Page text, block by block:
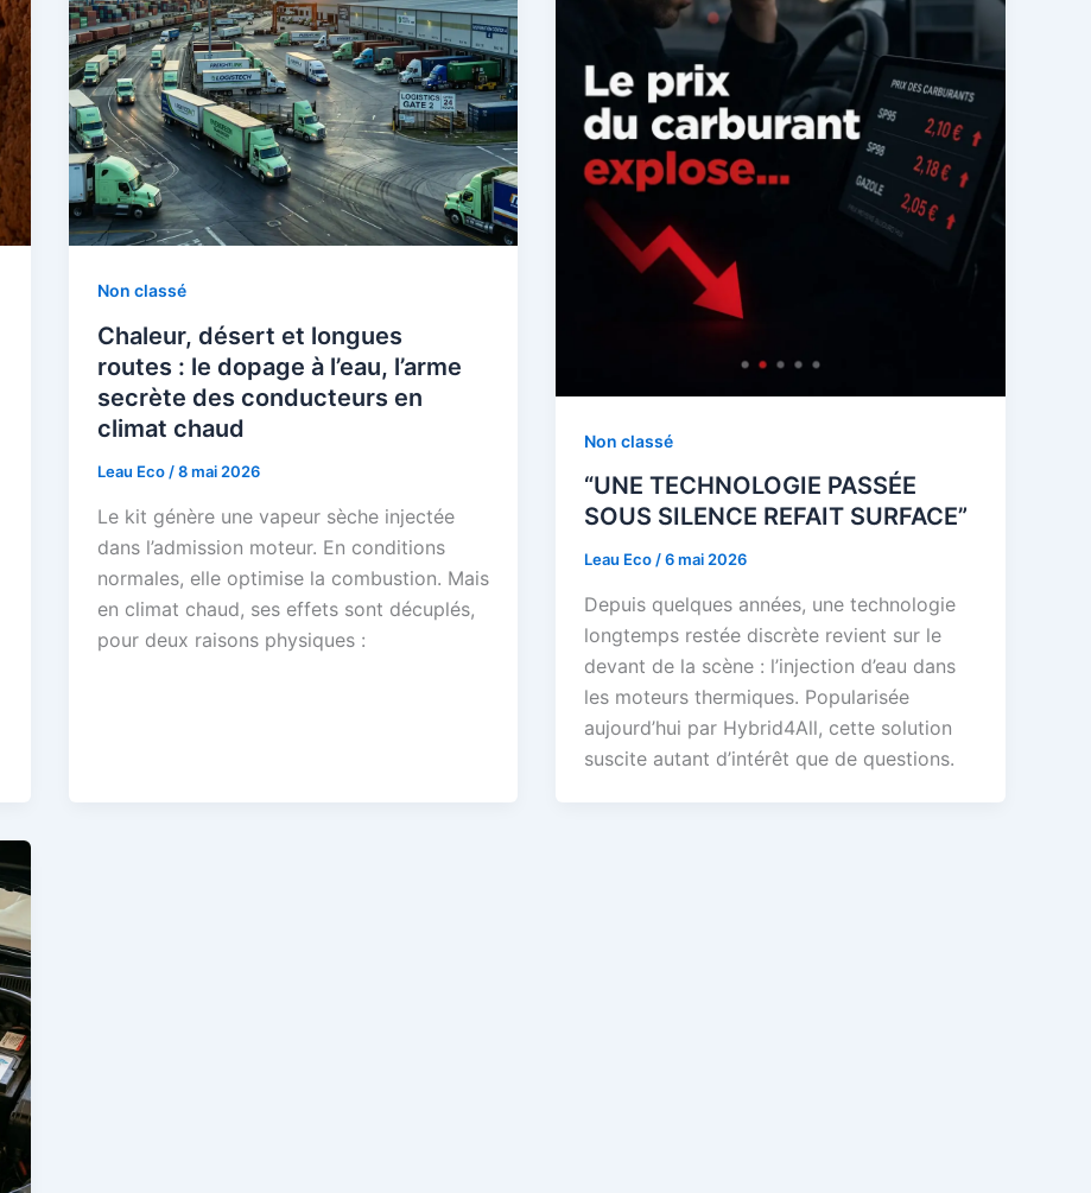
Non classé
Chaleur, désert et longues
routes : le dopage à l’eau, l’arme
secrète des conducteurs en
climat chaud
Leau Eco /8 mai 2026
Le kit génère une vapeur sèche injectée
dans l’admission moteur. En conditions
normales, elle optimise la combustion. Mais
en climat chaud, ses effets sont décuplés,
pour deux raisons physiques :
Non classé
“UNE TECHNOLOGIE PASSÉE
SOUS SILENCE REFAIT SURFACE”
Leau Eco/6 mai 2026
Depuis quelques années, une technologie
longtemps restée discrète revient sur le
devant de la scène : l’injection d’eau dans
les moteurs thermiques. Popularisée
aujourd’hui par Hybrid4All, cette solution
suscite autant d’intérêt que de questions.